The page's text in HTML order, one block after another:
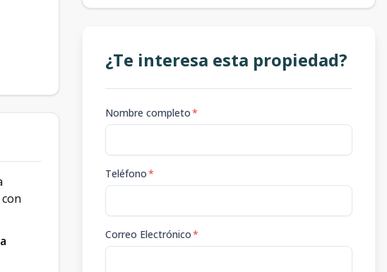
¿Te interesa esta propiedad?
Nombre completo*
Teléfono*
Correo Electrónico*